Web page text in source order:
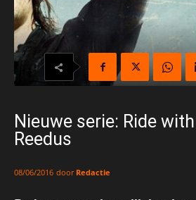
Nieuwe serie: Ride
Reedus
08/06/2016 door Redactie